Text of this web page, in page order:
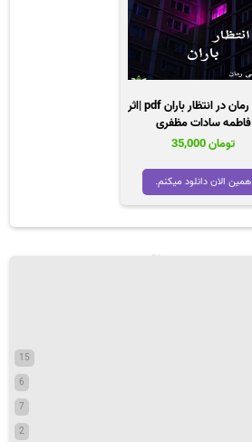
دانلود رمان در انتظار باران pdf |اثر
فاطمه سادات مظفری
تومان
همین الان دانلود میکنم.
15
6
7
2